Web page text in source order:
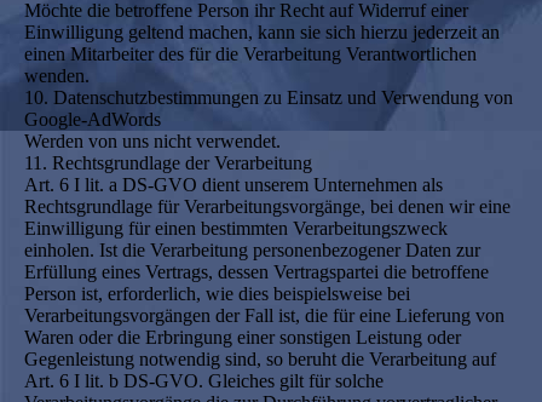
Möchte die betroffene Person ihr Recht auf Widerruf einer
Einwilligung geltend machen, kann sie sich hierzu jederzeit an
einen Mitarbeiter des für die Verarbeitung Verantwortlichen
wenden.
10. Datenschutzbestimmungen zu Einsatz und Verwendung von
Google-AdWords
Werden von uns nicht verwendet.
11. Rechtsgrundlage der Verarbeitung
Art. 6 I lit. a DS-GVO dient unserem Unternehmen als
Rechtsgrundlage für Verarbeitungsvorgänge, bei denen wir eine
Einwilligung für einen bestimmten Verarbeitungszweck
einholen. Ist die Verarbeitung personenbezogener Daten zur
Erfüllung eines Vertrags, dessen Vertragspartei die betroffene
Person ist, erforderlich, wie dies beispielsweise bei
Verarbeitungsvorgängen der Fall ist, die für eine Lieferung von
Waren oder die Erbringung einer sonstigen Leistung oder
Gegenleistung notwendig sind, so beruht die Verarbeitung auf
Art. 6 I lit. b DS-GVO. Gleiches gilt für solche